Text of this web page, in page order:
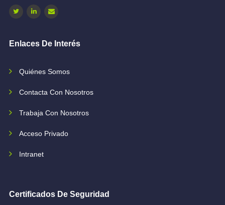
Enlaces De Interés
Quiénes Somos
Contacta Con Nosotros
Trabaja Con Nosotros
Acceso Privado
Intranet
Certificados De Seguridad